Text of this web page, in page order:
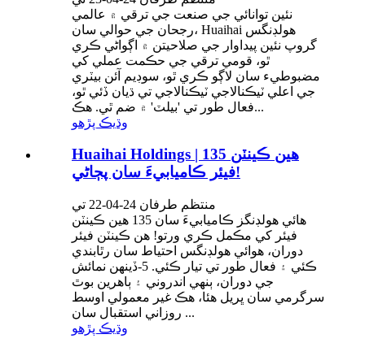
نئين توانائي جي صنعت جي ترقي ۾ عالمي
رجحان جي حوالي سان، Huaihai هولڊنگس
گروپ نئين پيداوار جي صلاحيتن ۾ اڳواڻي ڪري
ٿو، قومي ترقي جي حڪمت عملي کي
مضبوطيء سان لاڳو ڪري ٿو، سوڊيم آئن بيٽري
جي اعلي ٽيڪنالاجي ٽيڪنالاجي تي ڌيان ڏئي ٿو،
فعال طور تي 'بيلٽ' ۾ ضم ٿي. هڪ...
وڌيڪ پڙهو
Huaihai Holdings | 135 هين ڪينٽن
فيئر ڪاميابيءَ سان پڄاڻي!
منتظم طرفان 24-04-22 تي
هائي هولڊنگز ڪاميابيءَ سان 135 هين ڪينٽن
فيئر کي مڪمل ڪري ورتو! هن ڪينٽن فيئر
دوران، هوائي هولڊنگس احتياط سان رٿابندي
ڪئي ۽ فعال طور تي تيار ڪئي. 5-ڏينهن نمائش
جي دوران، ٻنهي اندروني ۽ ٻاهرين بوٿ
سرگرمي سان ڀريل هئا، هڪ غير معمولي اوسط
روزاني استقبال سان ...
وڌيڪ پڙهو